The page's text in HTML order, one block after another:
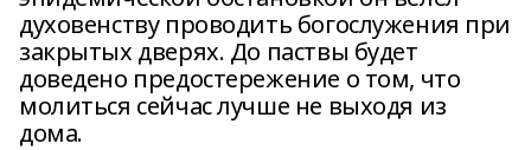
духовенству проводить богослужения при
закрытых дверях. До паствы будет
доведено предостережение о том, что
молиться сейчас лучше не выходя из
дома.